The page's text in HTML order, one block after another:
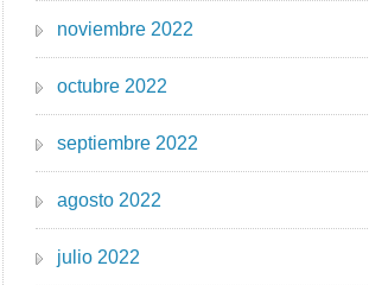
noviembre 2022
octubre 2022
septiembre 2022
agosto 2022
julio 2022